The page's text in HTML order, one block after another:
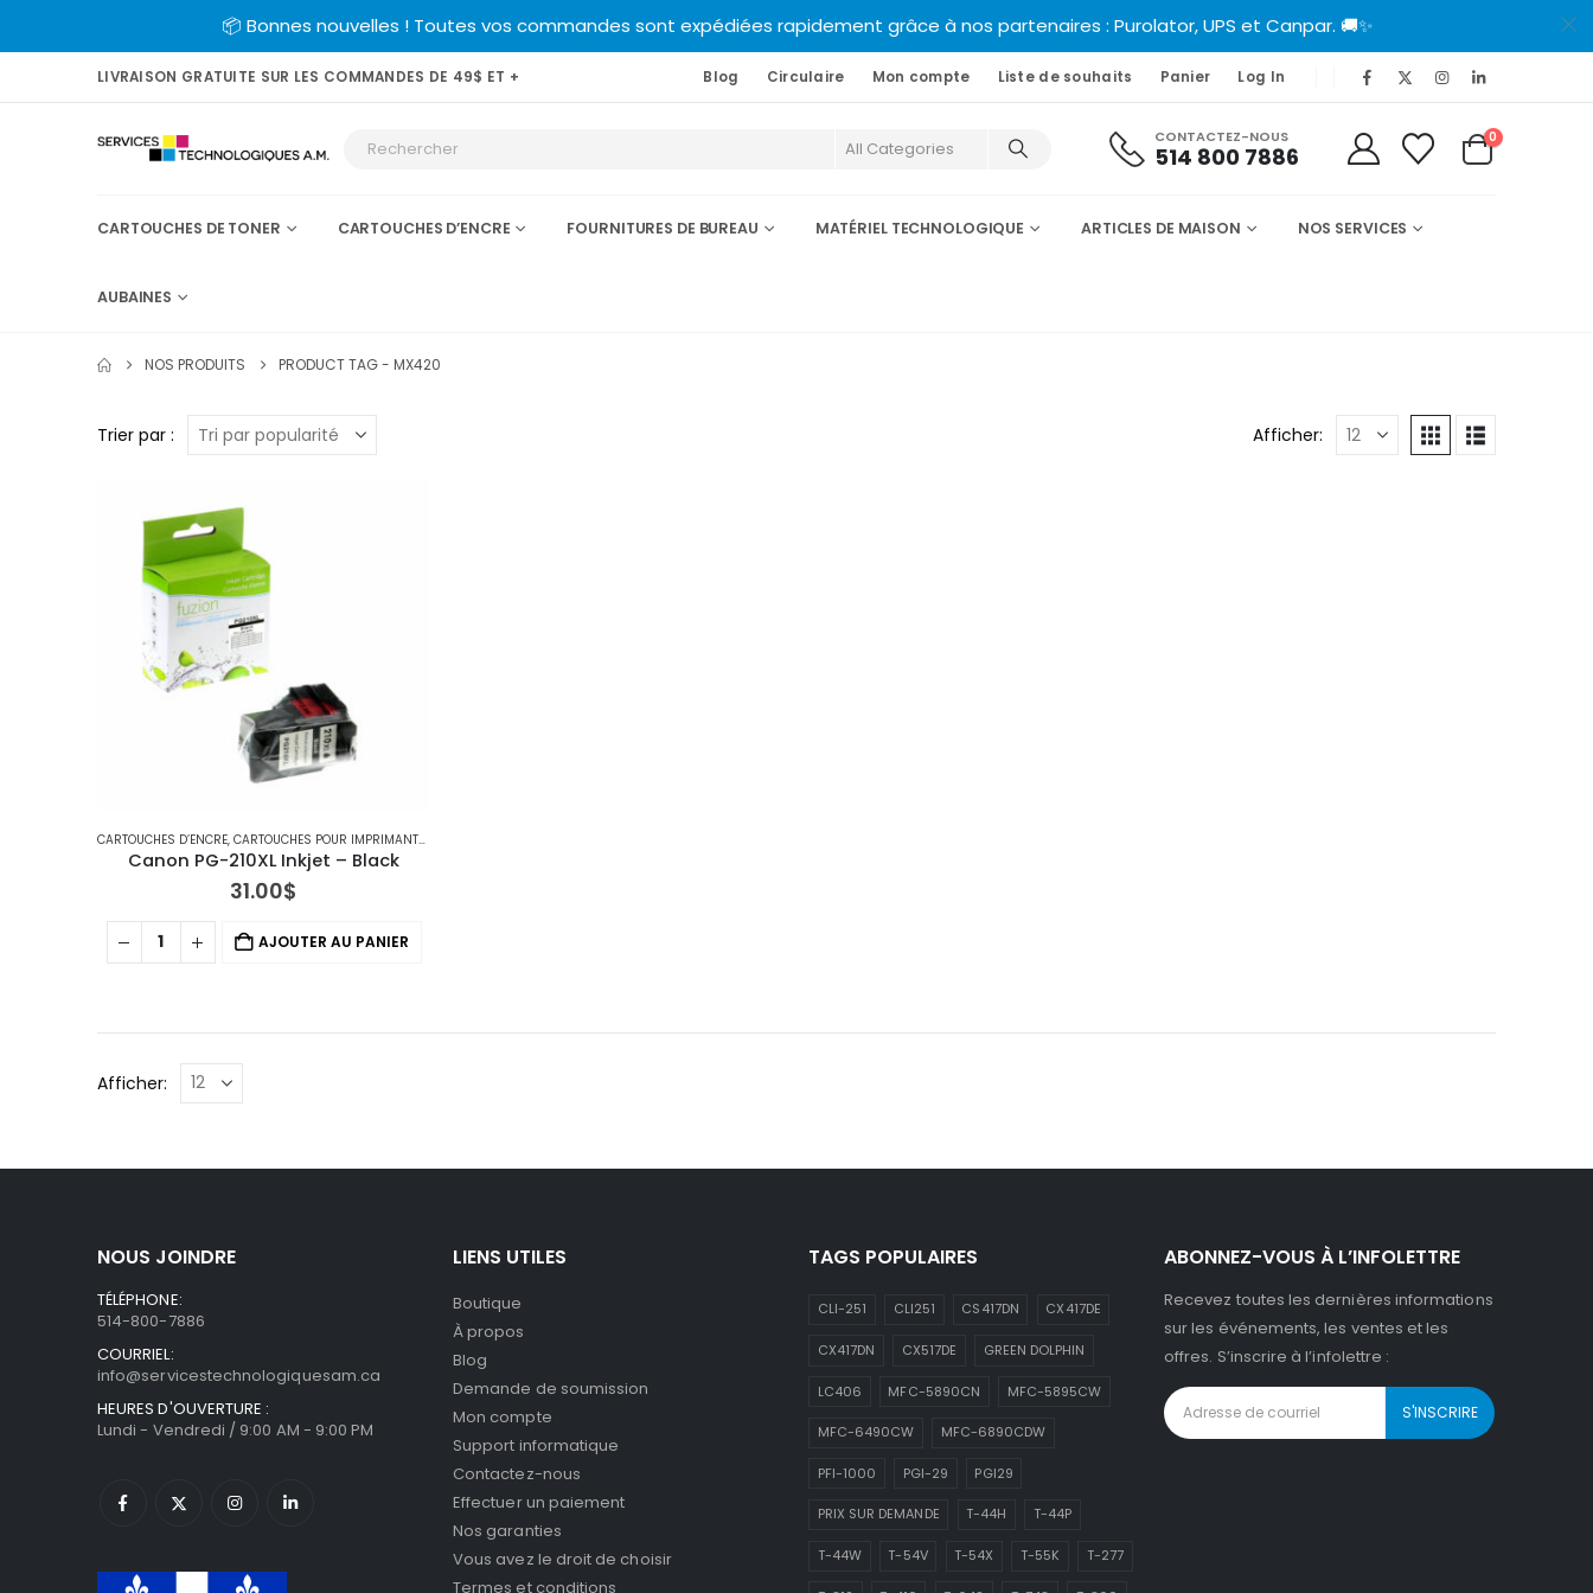
📦 Bonnes nouvelles ! Toutes vos commandes sont expédiées rapidement grâce à nos partenaires : Purolator, UPS et Canpar. 🚚✨
LIVRAISON GRATUITE SUR LES COMMANDES DE 49$ ET + Blog Circulaire Mon compte Liste de souhaits Panier Log In
CONTACTEZ-NOUS
514 800 7886
0
CARTOUCHES DE TONER CARTOUCHES D’ENCRE FOURNITURES DE BUREAU MATÉRIEL TECHNOLOGIQUE ARTICLES DE MAISON NOS SERVICES
AUBAINES
NOS PRODUITS PRODUCT TAG - MX420
Trier par : Afficher:
CARTOUCHES D’ENCRE, CARTOUCHES POUR IMPRIMANTES CANON
Canon PG-210XL Inkjet – Black
31.00$
AJOUTER AU PANIER
Afficher:
NOUS JOINDRE
TÉLÉPHONE:
514-800-7886
COURRIEL:
info@servicestechnologiquesam.ca
HEURES D'OUVERTURE :
Lundi - Vendredi / 9:00 AM - 9:00 PM
LIENS UTILES
Boutique
À propos
Blog
Demande de soumission
Mon compte
Support informatique
Contactez-nous
Effectuer un paiement
Nos garanties
Vous avez le droit de choisir
Termes et conditions
TAGS POPULAIRES
CLI-251 CLI251 CS417DN CX417DE
CX417DN CX517DE GREEN DOLPHIN
LC406 MFC-5890CN MFC-5895CW
MFC-6490CW MFC-6890CDW
PFI-1000 PGI-29 PGI29
PRIX SUR DEMANDE T-44H T-44P
T-44W T-54V T-54X T-55K T-277
ABONNEZ-VOUS À L’INFOLETTRE
Recevez toutes les dernières informations
sur les événements, les ventes et les
offres. S’inscrire à l’infolettre :